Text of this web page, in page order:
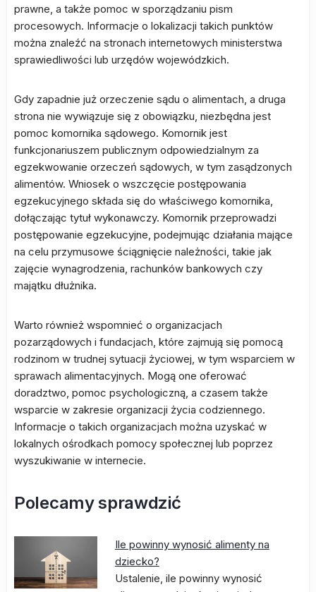
prawne, a także pomoc w sporządzaniu pism
procesowych. Informacje o lokalizacji takich punktów
można znaleźć na stronach internetowych ministerstwa
sprawiedliwości lub urzędów wojewódzkich.
Gdy zapadnie już orzeczenie sądu o alimentach, a druga
strona nie wywiązuje się z obowiązku, niezbędna jest
pomoc komornika sądowego. Komornik jest
funkcjonariuszem publicznym odpowiedzialnym za
egzekwowanie orzeczeń sądowych, w tym zasądzonych
alimentów. Wniosek o wszczęcie postępowania
egzekucyjnego składa się do właściwego komornika,
dołączając tytuł wykonawczy. Komornik przeprowadzi
postępowanie egzekucyjne, podejmując działania mające
na celu przymusowe ściągnięcie należności, takie jak
zajęcie wynagrodzenia, rachunków bankowych czy
majątku dłużnika.
Warto również wspomnieć o organizacjach
pozarządowych i fundacjach, które zajmują się pomocą
rodzinom w trudnej sytuacji życiowej, w tym wsparciem w
sprawach alimentacyjnych. Mogą one oferować
doradztwo, pomoc psychologiczną, a czasem także
wsparcie w zakresie organizacji życia codziennego.
Informacje o takich organizacjach można uzyskać w
lokalnych ośrodkach pomocy społecznej lub poprzez
wyszukiwanie w internecie.
Polecamy sprawdzić
Ile powinny wynosić alimenty na
dziecko?
Ustalenie, ile powinny wynosić